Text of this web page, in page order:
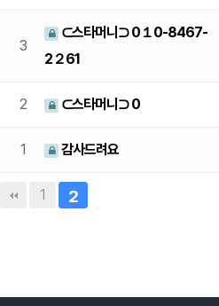
3
⊂스타머니⊃ 0１0-8467-
2２61
2 ⊂스타머니⊃ 0
1 감사드려요
1 2